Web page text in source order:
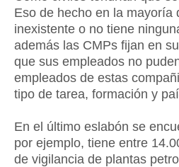
Eso de hecho en la mayoría
inexistente o no tiene
además las CMPs fijan en
que sus empleados no
empleados de estas
tipo de tarea, formación y
En el último eslabón se
por ejemplo, tiene entre
de vigilancia de plantas